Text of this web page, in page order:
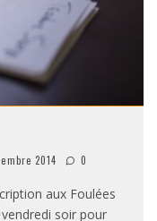
2014 0
aux Foulées
soir pour